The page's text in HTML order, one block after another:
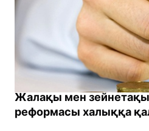
Жалақы мен
реформасы халыққа